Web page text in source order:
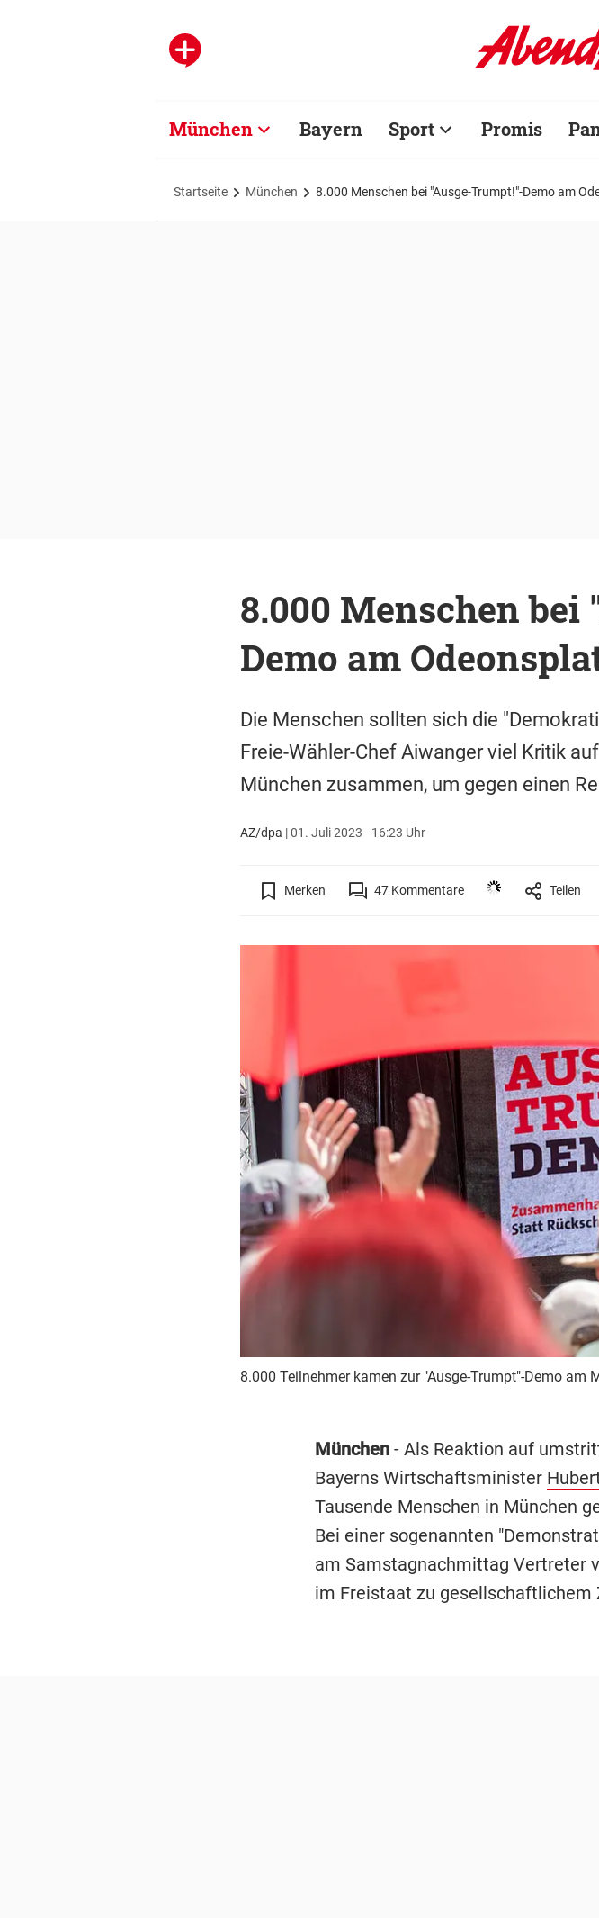
München Bayern Sport Promis
Startseite München 8.000 Menschen bei "Ausge-Trumpt!"-Demo am
8.000 Menschen
Demo am
Die Menschen sollten sich die
Freie-Wähler-Chef Aiwanger viel Kritik
München zusammen, um gegen einen
AZ/dpa |01. Juli 2023 - 16:23 Uhr
Merken 47Kommentare Teilen
8.000 Teilnehmer kamen zur "Ausge-Trumpt"-Demo am
München- Als Reaktion auf
Bayerns Wirtschaftsminister
Tausende Menschen in München
Bei einer sogenannten
am Samstagnachmittag Vertreter
im Freistaat zu gesellschaftlichem